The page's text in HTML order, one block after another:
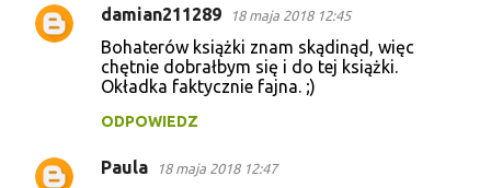
damian211289 18 maja 2018 12:45
Bohaterów książki znam skądinąd, więc
chętnie dobrałbym się i do tej książki.
Okładka faktycznie fajna. ;)
ODPOWIEDZ
Paula 18 maja 2018 12:47